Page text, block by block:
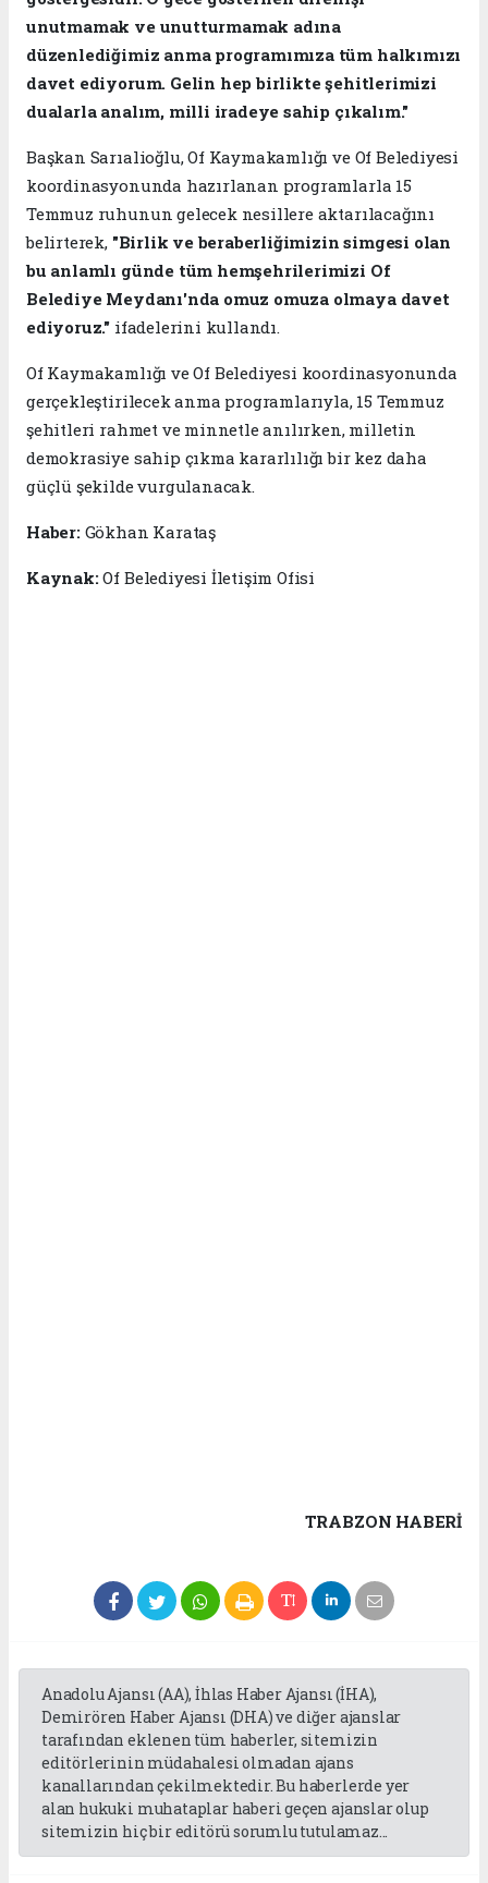
unutmamak ve unutturmamak adına
düzenlediğimiz anma programımıza tüm halkımızı
davet ediyorum. Gelin hep birlikte şehitlerimizi
dualarla analım, milli iradeye sahip çıkalım."
Başkan Sarıalioğlu, Of Kaymakamlığı ve Of Belediyesi
koordinasyonunda hazırlanan programlarla 15
Temmuz ruhunun gelecek nesillere aktarılacağını
belirterek, "Birlik ve beraberliğimizin simgesi olan
bu anlamlı günde tüm hemşehrilerimizi Of
Belediye Meydanı'nda omuz omuza olmaya davet
ediyoruz." ifadelerini kullandı.
Of Kaymakamlığı ve Of Belediyesi koordinasyonunda
gerçekleştirilecek anma programlarıyla, 15 Temmuz
şehitleri rahmet ve minnetle anılırken, milletin
demokrasiye sahip çıkma kararlılığı bir kez daha
güçlü şekilde vurgulanacak.
Haber: Gökhan Karataş
Kaynak:Of Belediyesi İletişim Ofisi
TRABZON HABERİ
Anadolu Ajansı (AA), İhlas Haber Ajansı (İHA),
Demirören Haber Ajansı (DHA) ve diğer ajanslar
tarafından eklenen tüm haberler, sitemizin
editörlerinin müdahalesi olmadan ajans
kanallarından çekilmektedir. Bu haberlerde yer
alan hukuki muhataplar haberi geçen ajanslar olup
sitemizin hiç bir editörü sorumlu tutulamaz...